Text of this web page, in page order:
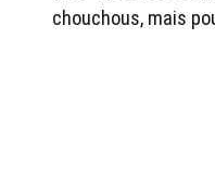
chouchous, mais